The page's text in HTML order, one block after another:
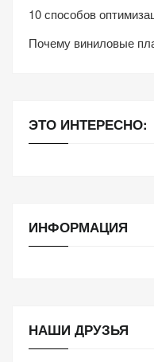
10 способов
Почему виниловые
ЭТО ИНТЕРЕСНО:
ИНФОРМАЦИЯ
НАШИ ДРУЗЬЯ